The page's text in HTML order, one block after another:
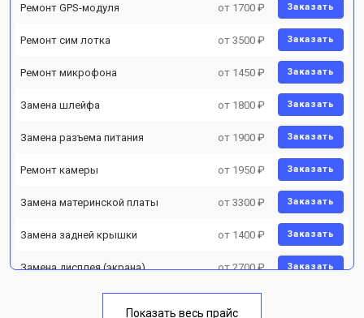
Ремонт GPS-модуля от 1700 ₽ Заказать
Ремонт сим лотка от 3500 ₽ Заказать
Ремонт микрофона от 1450 ₽ Заказать
Замена шлейфа от 1800 ₽ Заказать
Замена разъема питания от 1900 ₽ Заказать
Ремонт камеры от 1950 ₽ Заказать
Замена материнской платы от 3300 ₽ Заказать
Замена задней крышки от 1400 ₽ Заказать
Замена дисплея (экрана) от 2700 ₽ Заказать
Показать весь прайс